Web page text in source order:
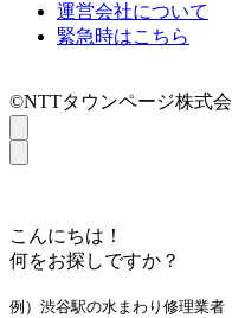
運営会社について
緊急時はこちら
©NTTタウンページ株式会
こんにちは！
何をお探しですか？
例）渋谷駅の水まわり修理業者